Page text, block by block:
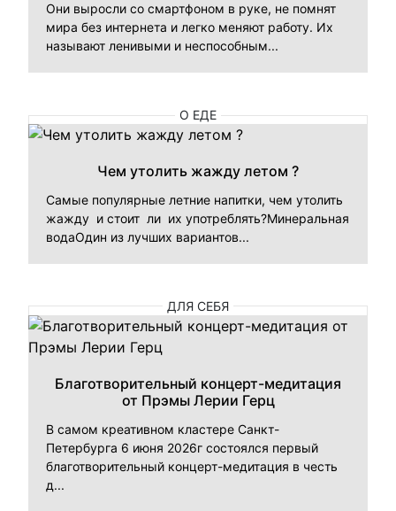
Они выросли со смартфоном в руке, не помнят
мира без интернета и легко меняют работу. Их
называют ленивыми и неспособным...
О ЕДЕ
Чем утолить жажду летом ?
Самые популярные летние напитки, чем утолить
жажду и стоит ли их употреблять?Минеральная
водаОдин из лучших вариантов...
ДЛЯ СЕБЯ
Благотворительный концерт-медитация
от Прэмы Лерии Герц
В самом креативном кластере Санкт-
Петербурга 6 июня 2026г состоялся первый
благотворительный концерт-медитация в честь
д...